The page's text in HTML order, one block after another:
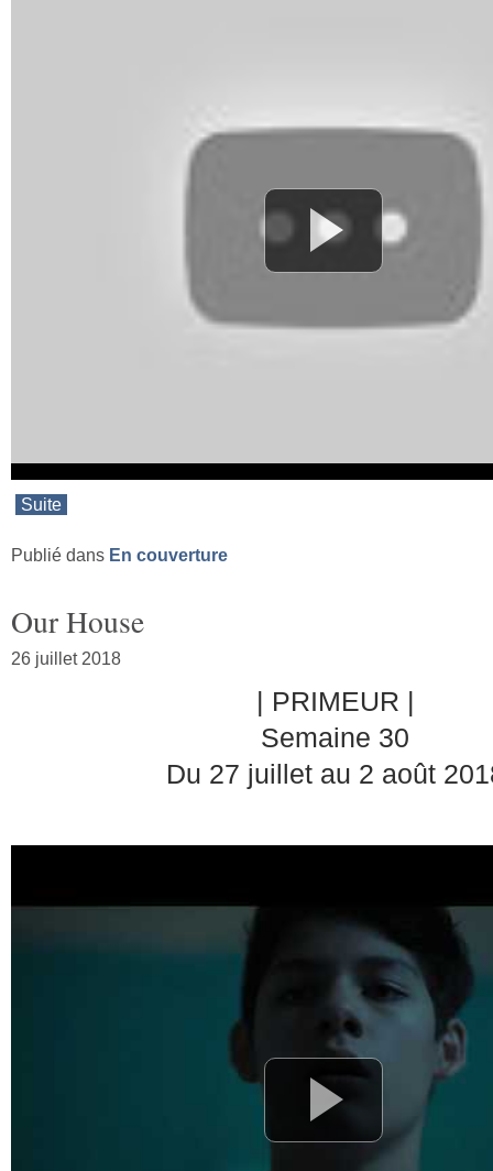
Suite
Publié dans En couverture
Our House
26 juillet 2018
| PRIMEUR |
Semaine 30
Du 27 juillet au 2 août